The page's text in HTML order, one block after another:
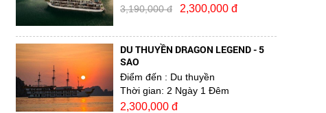
3,190,000 đ
2,300,000 đ
DU THUYỀN DRAGON LEGEND - 5
SAO
Điểm đến : Du thuyền
Thời gian: 2 Ngày 1 Đêm
2,300,000 đ